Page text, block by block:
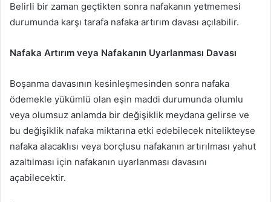
Belirli bir zaman geçtikten sonra nafakanın yetmemesi
durumunda karşı tarafa nafaka artırım davası açılabilir.
Nafaka Artırım veya Nafakanın Uyarlanması Davası
Boşanma davasının kesinleşmesinden sonra nafaka
ödemekle yükümlü olan eşin maddi durumunda olumlu
veya olumsuz anlamda bir değişiklik meydana gelirse ve
bu değişiklik nafaka miktarına etki edebilecek nitelikteyse
nafaka alacaklısı veya borçlusu nafakanın artırılması yahut
azaltılması için nafakanın uyarlanması davasını
açabilecektir.